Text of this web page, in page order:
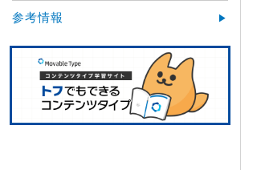
参考情報